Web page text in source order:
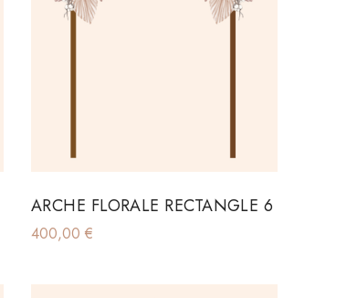
ARCHE FLORALE RECTANGLE 6
400,00 €